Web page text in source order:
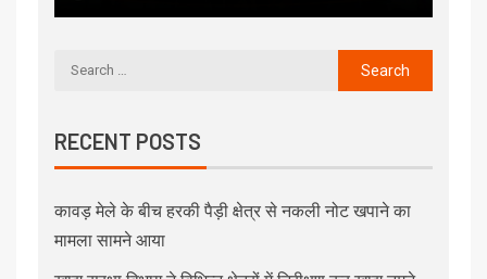
RECENT POSTS
कावड़ मेले के बीच हरकी पैड़ी क्षेत्र से नकली नोट खपाने का
मामला सामने आया